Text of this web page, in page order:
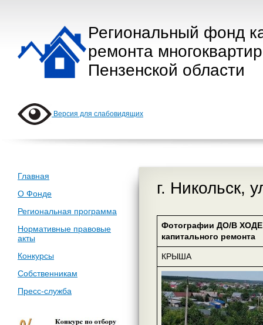
Региональный фонд
ремонта
Пензенской области
Версия для слабовидящих
Главная
О Фонде
Региональная программа
Нормативные правовые
акты
Конкурсы
Собственникам
Пресс-служба
г. Никольск,
Фотографии ДО/В ХОДЕ
капитального ремонта
КРЫША